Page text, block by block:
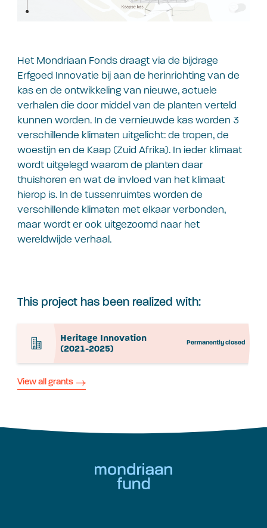
Het Mondriaan Fonds draagt via de bijdrage
Erfgoed Innovatie bij aan de herinrichting van de
kas en de ontwikkeling van nieuwe, actuele
verhalen die door middel van de planten verteld
kunnen worden. In de vernieuwde kas worden 3
verschillende klimaten uitgelicht: de tropen, de
woestijn en de Kaap (Zuid Afrika). In ieder klimaat
wordt uitgelegd waarom de planten daar
thuishoren en wat de invloed van het klimaat
hierop is. In de tussenruimtes worden de
verschillende klimaten met elkaar verbonden,
maar wordt er ook uitgezoomd naar het
wereldwijde verhaal.
This project has been realized with:
Heritage Innovation
(2021-2025)
Permanently closed
View all grants